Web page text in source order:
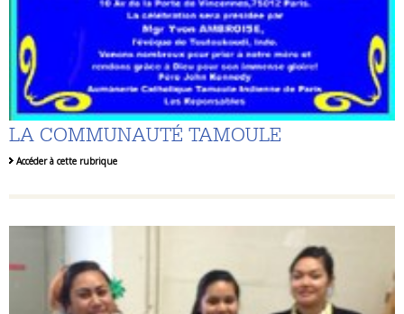
LA COMMUNAUTÉ TAMOULE
Accéder à cette rubrique